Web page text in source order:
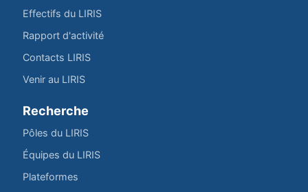
Effectifs du LIRIS
Rapport d'activité
Contacts LIRIS
Venir au LIRIS
Recherche
Pôles du LIRIS
Équipes du LIRIS
Plateformes